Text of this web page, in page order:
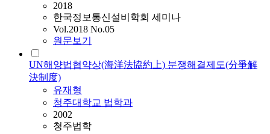
2018
한국정보통신설비학회 세미나
Vol.2018 No.05
원문보기
UN해양법협약상(海洋法協約上) 분쟁해결제도(分爭解
決制度)
유재형
청주대학교 법학과
2002
청주법학